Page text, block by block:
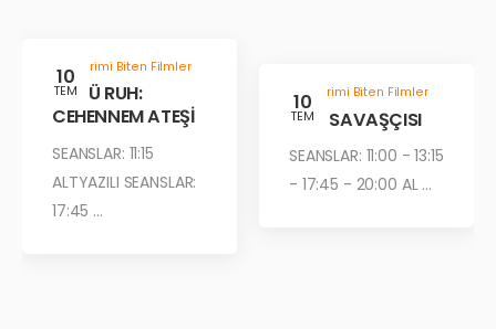
10
TEM
Gösterimi Biten Filmler
KÖTÜ RUH:
CEHENNEM ATEŞİ
SEANSLAR: 11:15
ALTYAZILI SEANSLAR:
17:45 ...
10
TEM
Gösterimi Biten Filmler
ÇÖL SAVAŞÇISI
SEANSLAR: 11:00 - 13:15
- 17:45 - 20:00 AL ...